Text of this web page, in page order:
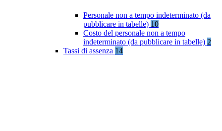
Personale non a tempo indeterminato (da
pubblicare in tabelle) 10
Costo del personale non a tempo
indeterminato (da pubblicare in tabelle) 2
Tassi di assenza 14